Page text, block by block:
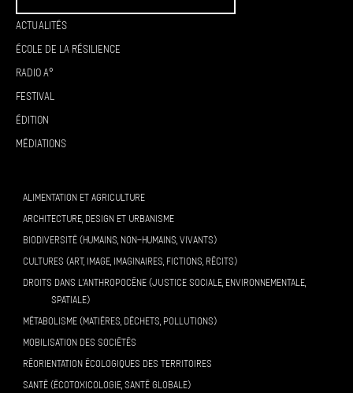
Actualités
École de la résilience
Radio A°
Festival
Édition
Médiations
ALIMENTATION ET AGRICULTURE
ARCHITECTURE, DESIGN ET URBANISME
BIODIVERSITÉ (HUMAINS, NON-HUMAINS, VIVANTS)
CULTURES (ART, IMAGE, IMAGINAIRES, FICTIONS, RÉCITS)
DROITS DANS L’ANTHROPOCÈNE (JUSTICE SOCIALE, ENVIRONNEMENTALE,
SPATIALE)
MÉTABOLISME (MATIÈRES, DÉCHETS, POLLUTIONS)
MOBILISATION DES SOCIÉTÉS
RÉORIENTATION ÉCOLOGIQUES DES TERRITOIRES
SANTÉ (ÉCOTOXICOLOGIE, SANTÉ GLOBALE)